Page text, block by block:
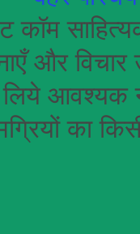
और विचार
आवश्यक
का